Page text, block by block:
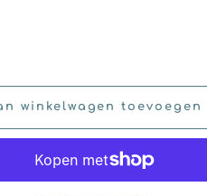
winkelwagen toevoegen